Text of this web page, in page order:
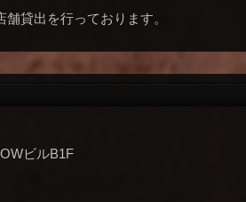
貸出を行っております。
ビルB1F